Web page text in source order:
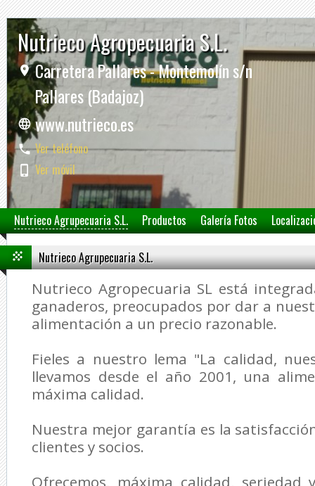
Nutrieco Agropecuaria S.L.
Carretera Pallares - Montemolín s/n
Pallares (Badajoz)
www.nutrieco.es
Ver teléfono
Ver móvil
Nutrieco Agrupecuaria S.L. Productos Galería Fotos
Nutrieco Agrupecuaria S.L.
Nutrieco Agropecuaria SL está
ganaderos, preocupados por dar a
alimentación a un precio razonable.
Fieles a nuestro lema "La calidad,
llevamos desde el año 2001, una
máxima calidad.
Nuestra mejor garantía es la
clientes y socios.
Ofrecemos, máxima calidad, seriedad